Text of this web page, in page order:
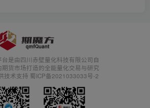
是由四川赤壁量化科技有限公司自
货市场打造的全能量化交易与研究
技术支持 蜀ICP备2021033033号-2